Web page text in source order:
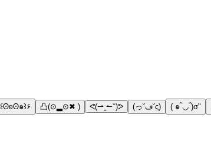
٩꒰ʘʚʘ๑꒱۶ 凸(⊙▂⊙✖ ) ᕙ(⇀‸↼‶)ᕗ (っ˘ڡ˘ς) ( ๑‾̀◡‾́)σ"